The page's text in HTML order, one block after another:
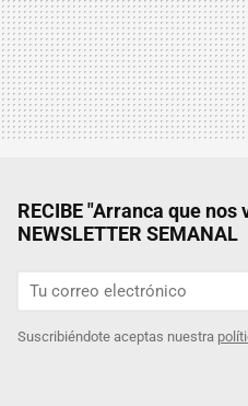
RECIBE "Arranca que nos
NEWSLETTER SEMANAL
Suscribiéndote aceptas nuestra